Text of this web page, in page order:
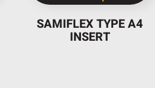
SAMIFLEX TYPE A4
INSERT